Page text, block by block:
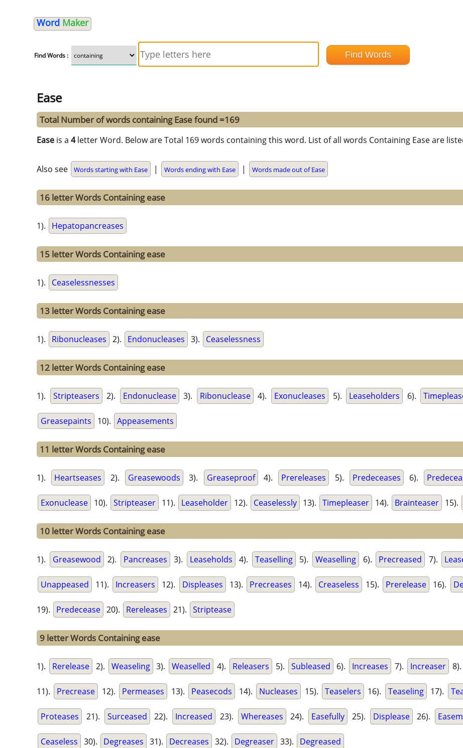
Word Maker
Find Words :
Ease
Total Number of words containing Ease found =169
Ease is a 4letter Word. Below are Total 169 words containing this word. List of all words Containing Ease are
Also see Words starting with Ease | Words ending with Ease | Words made out of Ease
16 letter Words Containing ease
1). Hepatopancreases
15 letter Words Containing ease
1). Ceaselessnesses
13 letter Words Containing ease
1). Ribonucleases 2). Endonucleases 3). Ceaselessness
12 letter Words Containing ease
1). Stripteasers 2). Endonuclease 3). Ribonuclease 4). Exonucleases 5). Leaseholders 6).
Greasepaints 10). Appeasements
11 letter Words Containing ease
1). Heartseases 2). Greasewoods 3). Greaseproof 4). Prereleases 5). Predeceases 6).
Exonuclease 10). Stripteaser 11). Leaseholder 12). Ceaselessly 13). Timepleaser 14). Brainteaser 15).
10 letter Words Containing ease
1). Greasewood 2). Pancreases 3). Leaseholds 4). Teaselling 5). Weaselling 6). Precreased 7).
Unappeased 11). Increasers 12). Displeases 13). Precreases 14). Creaseless 15). Prerelease 16).
19). Predecease 20). Rereleases 21). Striptease
9 letter Words Containing ease
1). Rerelease 2). Weaseling 3). Weaselled 4). Releasers 5). Subleased 6). Increases 7). Increaser 8).
11). Precrease 12). Permeases 13). Peasecods 14). Nucleases 15). Teaselers 16). Teaseling 17).
Proteases 21). Surceased 22). Increased 23). Whereases 24). Easefully 25). Displease 26).
Ceaseless 30). Degreases 31). Decreases 32). Degreaser 33). Degreased